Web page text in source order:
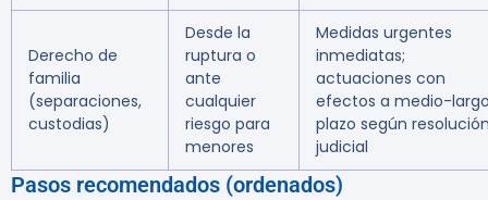
Derecho de
familia
(separaciones,
custodias)
Desde la
ruptura o
ante
cualquier
riesgo para
menores
Medidas urgentes
inmediatas;
actuaciones con
efectos a medio-
plazo según
judicial
Pasos recomendados (ordenados)